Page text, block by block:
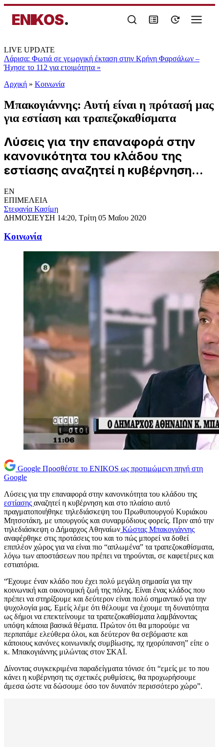
ENIKOS.
LIVE UPDATE
Λάρισα: Φωτιά σε γεωργική έκταση στην Κρήνη Φαρσάλων –
Ήχησε το 112 για ετοιμότητα »
Αρχική » Κοινωνία
Μπακογιάννης: Αυτή είναι η πρότασή μας
για εστίαση και τραπεζοκαθίσματα
Λύσεις για την επαναφορά στην
κανονικότητα του κλάδου της
εστίασης αναζητεί η κυβέρνηση...
EN
ΕΠΙΜΕΛΕΙΑ
Στεφανία Κασίμη
ΔΗΜΟΣΙΕΥΣΗ 14:20, Τρίτη 05 Μαΐου 2020
Κοινωνία
Google Προσθέστε το ENIKOS ως προτιμώμενη πηγή στη
Google
Λύσεις για την επαναφορά στην κανονικότητα του κλάδου της
εστίασης αναζητεί η κυβέρνηση και στο πλαίσιο αυτό
πραγματοποιήθηκε τηλεδιάσκεψη του Πρωθυπουργού Κυριάκου
Μητσοτάκη, με υπουργούς και συναρμόδιους φορείς. Πριν από την
τηλεδιάσκεψη ο Δήμαρχος Αθηναίων Κώστας Μπακογιάννης
αναφέρθηκε στις προτάσεις του και το πώς μπορεί να δοθεί
επιπλέον χώρος για να είναι πιο “απλωμένα” τα τραπεζοκαθίσματα,
λόγω των αποστάσεων που πρέπει να τηρούνται, σε καφετέριες και
εστιατόρια.
“Έχουμε έναν κλάδο που έχει πολύ μεγάλη σημασία για την
κοινωνική και οικονομική ζωή της πόλης. Είναι ένας κλάδος που
πρέπει να στηρίξουμε και δεύτερον είναι πολύ σημαντικό για την
ψυχολογία μας. Εμείς λέμε ότι θέλουμε να έχουμε τη δυνατότητα
ως δήμοι να επεκτείνουμε τα τραπεζοκαθίσματα λαμβάνοντας
υπόψη κάποια βασικά θέματα. Πρώτον ότι θα μπορούμε να
περπατάμε ελεύθερα όλοι, και δεύτερον θα σεβόμαστε και
κάποιους κανόνες κοινωνικής συμβίωσης, πχ ηχορύπανση” είπε ο
κ. Μπακογιάννης μιλώντας στον ΣΚΑΪ.
Δίνοντας συγκεκριμένα παραδείγματα τόνισε ότι “εμείς με το που
κάνει η κυβέρνηση τις σχετικές ρυθμίσεις, θα προχωρήσουμε
άμεσα ώστε να δώσουμε όσο τον δυνατόν περισσότερο χώρο”.